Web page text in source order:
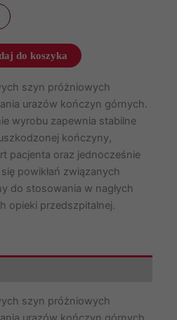
do koszyka
szyn próżniowych
urazów kończyn górnych.
wyrobu zapewnia stabilne
kończyny,
pacjenta oraz jednocześnie
powikłań związanych
do stosowania w nagłych
opieki przedszpitalnej.
szyn próżniowych